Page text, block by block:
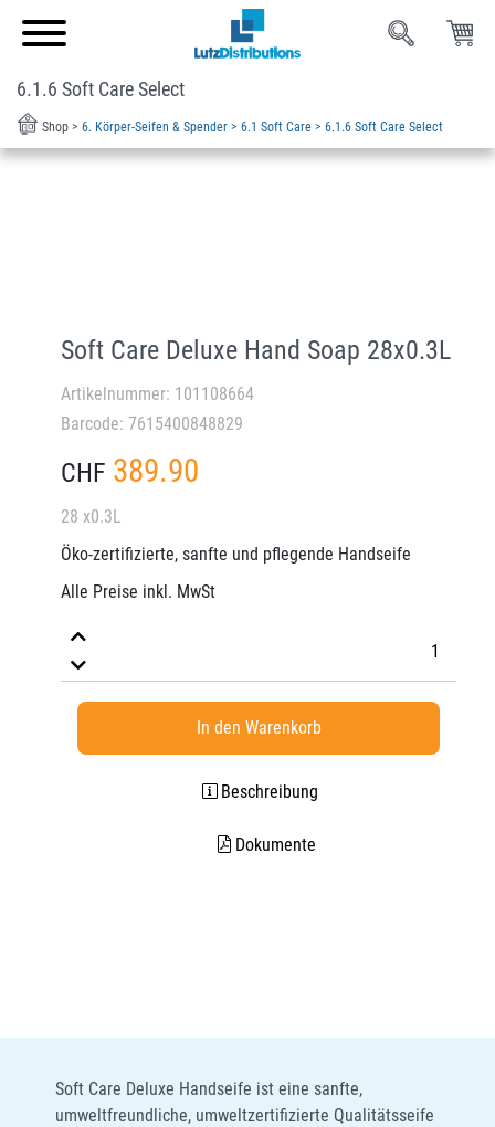
6.1.6 Soft Care Select
Shop > 6. Körper-Seifen & Spender > 6.1 Soft Care > 6.1.6 Soft Care Select
Soft Care Deluxe Hand Soap 28x0.3L
Artikelnummer: 101108664
Barcode: 7615400848829
CHF 389.90
28 x0.3L
Öko-zertifizierte, sanfte und pflegende Handseife
Alle Preise inkl. MwSt
In den Warenkorb
Beschreibung
Dokumente
Soft Care Deluxe Handseife ist eine sanfte,
umweltfreundliche, umweltzertifizierte Qualitätsseife